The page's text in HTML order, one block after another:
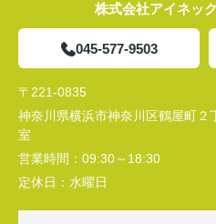
株式会社アイネッ
045-577-9503
〒221-0835
神奈川県横浜市神奈川区鶴屋町
室
営業時間： 09:30～18:30
定休日： 水曜日